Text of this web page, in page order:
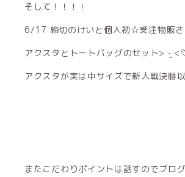
そして！！！！
6/17 締切のけいと個人初☆受注物販さ
アクスタとトートバッグのセット> ·̫
アクスタが実は中サイズで新人戦決勝
またこだわりポイントは話すのでブロ